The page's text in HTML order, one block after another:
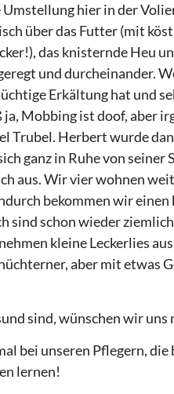
hier in der
über das Futter (mit
das knisternde Heu
und durcheinander.
Erkältung hat und
Mobbing ist doof, aber
Trubel. Herbert wurde
ganz in Ruhe von
aus. Wir vier wohnen
bekommen wir
sind schon wieder
kleine Leckerlies
aber mit etwas
sind, wünschen wir
bei unseren Pflegern,
lernen!